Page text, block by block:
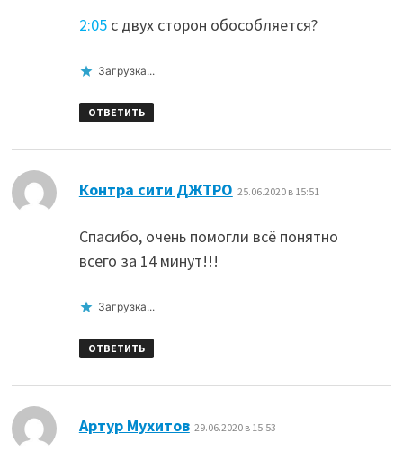
2:05с двух сторон обособляется?
Загрузка...
ОТВЕТИТЬ
Контра сити ДЖТРО 25.06.2020 в 15:51
Спасибо, очень помогли всё понятно
всего за 14 минут!!!
Загрузка...
ОТВЕТИТЬ
Артур Мухитов: 29.06.2020 в 15:53